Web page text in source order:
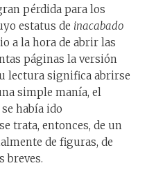
pérdida para los
estatus de inacabado
a la hora de abrir las
páginas la versión
lectura significa abrirse
simple manía, el
había ido
trata, entonces, de un
de figuras, de
breves.